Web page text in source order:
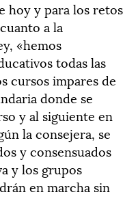
hoy y para los retos
a la
«hemos
todas las
cursos impares de
donde se
y al siguiente en
la consejera, se
y consensuados
y los grupos
en marcha sin